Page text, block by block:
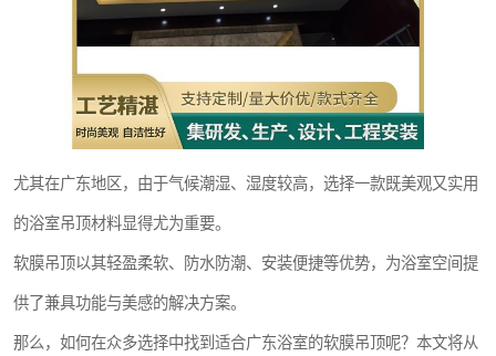
尤其在广东地区，由于气候潮湿、湿度较高，选择一款既美观又实用
的浴室吊顶材料显得尤为重要。
软膜吊顶以其轻盈柔软、防水防潮、安装便捷等优势，为浴室空间提
供了兼具功能与美感的解决方案。
那么，如何在众多选择中找到适合广东浴室的软膜吊顶呢？本文将从